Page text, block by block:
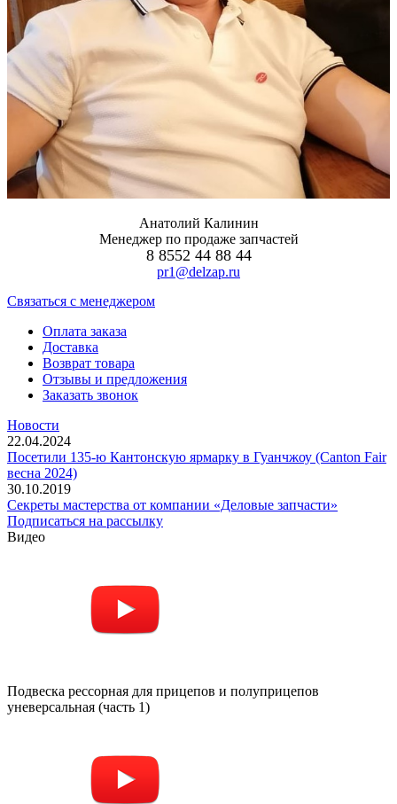
Анатолий Калинин
Менеджер по продаже запчастей
8 8552 44 88 44
pr1@delzap.ru
Cвязаться с менеджером
Оплата заказа
Доставка
Возврат товара
Отзывы и предложения
Заказать звонок
Новости
22.04.2024
Посетили 135-ю Кантонскую ярмарку в Гуанчжоу (Canton Fair
весна 2024)
30.10.2019
Секреты мастерства от компании «Деловые запчасти»
Подписаться на рассылку
Видео
Подвеска рессорная для прицепов и полуприцепов
уневерсальная (часть 1)